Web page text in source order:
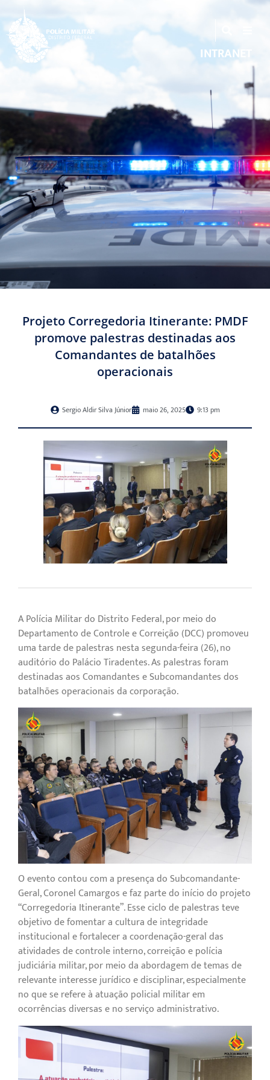
INTRANET
Projeto Corregedoria Itinerante: PMDF
promove palestras destinadas aos
Comandantes de batalhões
operacionais
Sergio Aldir Silva Júnior maio 26, 2025 9:13 pm
A Polícia Militar do Distrito Federal, por meio do
Departamento de Controle e Correição (DCC) promoveu
uma tarde de palestras nesta segunda-feira (26), no
auditório do Palácio Tiradentes. As palestras foram
destinadas aos Comandantes e Subcomandantes dos
batalhões operacionais da corporação.
O evento contou com a presença do Subcomandante-
Geral, Coronel Camargos e faz parte do início do projeto
“Corregedoria Itinerante”. Esse ciclo de palestras teve
objetivo de fomentar a cultura de integridade
institucional e fortalecer a coordenação-geral das
atividades de controle interno, correição e polícia
judiciária militar, por meio da abordagem de temas de
relevante interesse jurídico e disciplinar, especialmente
no que se refere à atuação policial militar em
ocorrências diversas e no serviço administrativo.